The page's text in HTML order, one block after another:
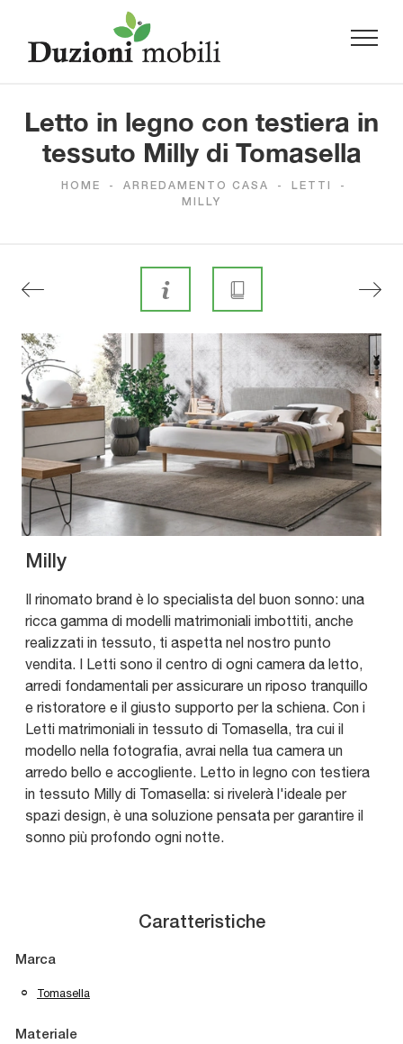
Letto in legno con testiera in
tessuto Milly di Tomasella
HOME - ARREDAMENTO CASA - LETTI
-
MILLY
Milly
Il rinomato brand è lo specialista del buon sonno: una
ricca gamma di modelli matrimoniali imbottiti, anche
realizzati in tessuto, ti aspetta nel nostro punto
vendita. I Letti sono il centro di ogni camera da letto,
arredi fondamentali per assicurare un riposo tranquillo
e ristoratore e il giusto supporto per la schiena. Con i
Letti matrimoniali in tessuto di Tomasella, tra cui il
modello nella fotografia, avrai nella tua camera un
arredo bello e accogliente. Letto in legno con testiera
in tessuto Milly di Tomasella: si rivelerà l'ideale per
spazi design, è una soluzione pensata per garantire il
sonno più profondo ogni notte.
Caratteristiche
Marca
Tomasella
Materiale